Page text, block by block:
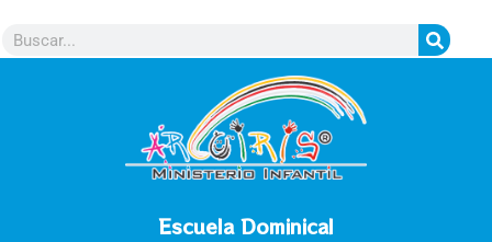
Escuela Dominical